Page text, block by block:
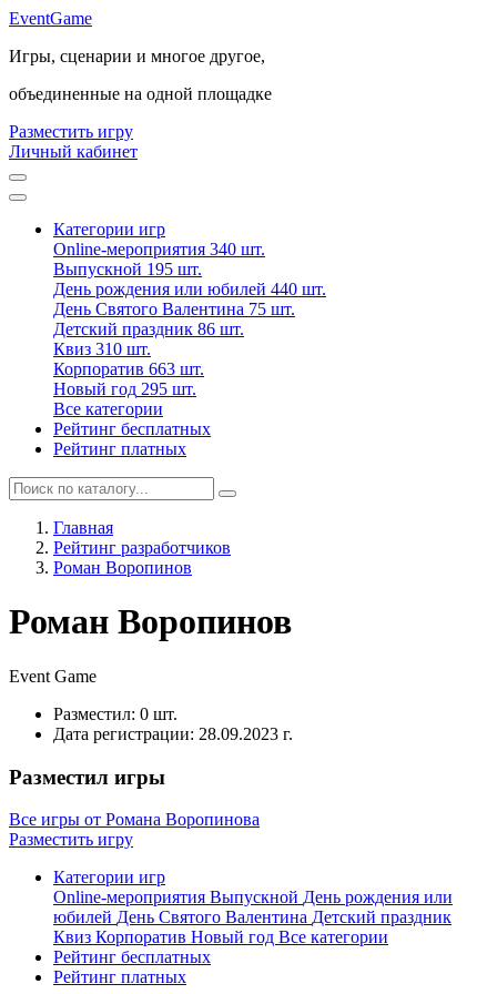
EventGame
Игры, сценарии и многое другое,
объединенные на одной площадке
Разместить игру
Личный кабинет
Категории игр
Online-мероприятия 340 шт.
Выпускной 195 шт.
День рождения или юбилей 440 шт.
День Святого Валентина 75 шт.
Детский праздник 86 шт.
Квиз 310 шт.
Корпоратив 663 шт.
Новый год 295 шт.
Все категории
Рейтинг бесплатных
Рейтинг платных
Главная
Рейтинг разработчиков
Роман Воропинов
Роман Воропинов
Event Game
Разместил: 0 шт.
Дата регистрации: 28.09.2023 г.
Разместил игры
Все игры от Романа Воропинова
Разместить игру
Категории игр
Online-мероприятия Выпускной День рождения или
юбилей День Святого Валентина Детский праздник
Квиз Корпоратив Новый год Все категории
Рейтинг бесплатных
Рейтинг платных